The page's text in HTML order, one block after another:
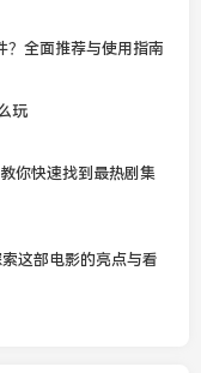
？全面推荐与使用指南
玩
你快速找到最热剧集
这部电影的亮点与看